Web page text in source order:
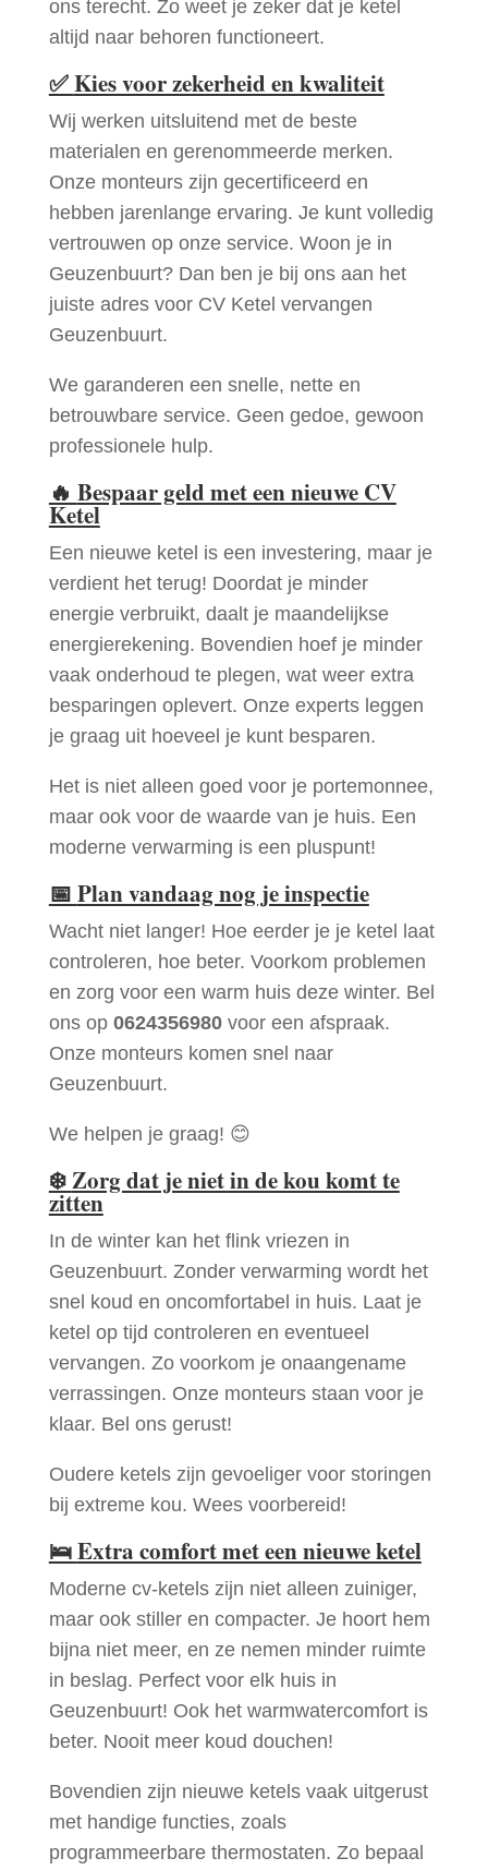
ons terecht. Zo weet je zeker dat je ketel
altijd naar behoren functioneert.
✅Kies voor zekerheid en kwaliteit
Wij werken uitsluitend met de beste
materialen en gerenommeerde merken.
Onze monteurs zijn gecertificeerd en
hebben jarenlange ervaring. Je kunt volledig
vertrouwen op onze service. Woon je in
Geuzenbuurt? Dan ben je bij ons aan het
juiste adres voor CV Ketel vervangen
Geuzenbuurt.
We garanderen een snelle, nette en
betrouwbare service. Geen gedoe, gewoon
professionele hulp.
🔥 Bespaar geld met een nieuwe CV
Ketel
Een nieuwe ketel is een investering, maar je
verdient het terug! Doordat je minder
energie verbruikt, daalt je maandelijkse
energierekening. Bovendien hoef je minder
vaak onderhoud te plegen, wat weer extra
besparingen oplevert. Onze experts leggen
je graag uit hoeveel je kunt besparen.
Het is niet alleen goed voor je portemonnee,
maar ook voor de waarde van je huis. Een
moderne verwarming is een pluspunt!
📅 Plan vandaag nog je inspectie
Wacht niet langer! Hoe eerder je je ketel laat
controleren, hoe beter. Voorkom problemen
en zorg voor een warm huis deze winter. Bel
ons op 0624356980voor een afspraak.
Onze monteurs komen snel naar
Geuzenbuurt.
We helpen je graag! 😊
❄️Zorg dat je niet in de kou komt te
zitten
In de winter kan het flink vriezen in
Geuzenbuurt. Zonder verwarming wordt het
snel koud en oncomfortabel in huis. Laat je
ketel op tijd controleren en eventueel
vervangen. Zo voorkom je onaangename
verrassingen. Onze monteurs staan voor je
klaar. Bel ons gerust!
Oudere ketels zijn gevoeliger voor storingen
bij extreme kou. Wees voorbereid!
🛌Extra comfort met een nieuwe ketel
Moderne cv-ketels zijn niet alleen zuiniger,
maar ook stiller en compacter. Je hoort hem
bijna niet meer, en ze nemen minder ruimte
in beslag. Perfect voor elk huis in
Geuzenbuurt! Ook het warmwatercomfort is
beter. Nooit meer koud douchen!
Bovendien zijn nieuwe ketels vaak uitgerust
met handige functies, zoals
programmeerbare thermostaten. Zo bepaal